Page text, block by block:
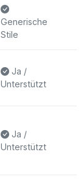
Generische
Stile
Ja /
Unterstützt
Ja /
Unterstützt